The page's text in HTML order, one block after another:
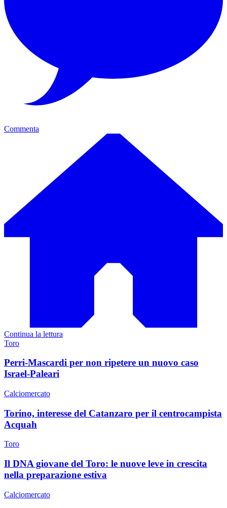
Commenta
Continua la lettura
Toro
Perri-Mascardi per non ripetere un nuovo caso
Israel-Paleari
Calciomercato
Torino, interesse del Catanzaro per il centrocampista
Acquah
Toro
Il DNA giovane del Toro: le nuove leve in crescita
nella preparazione estiva
Calciomercato